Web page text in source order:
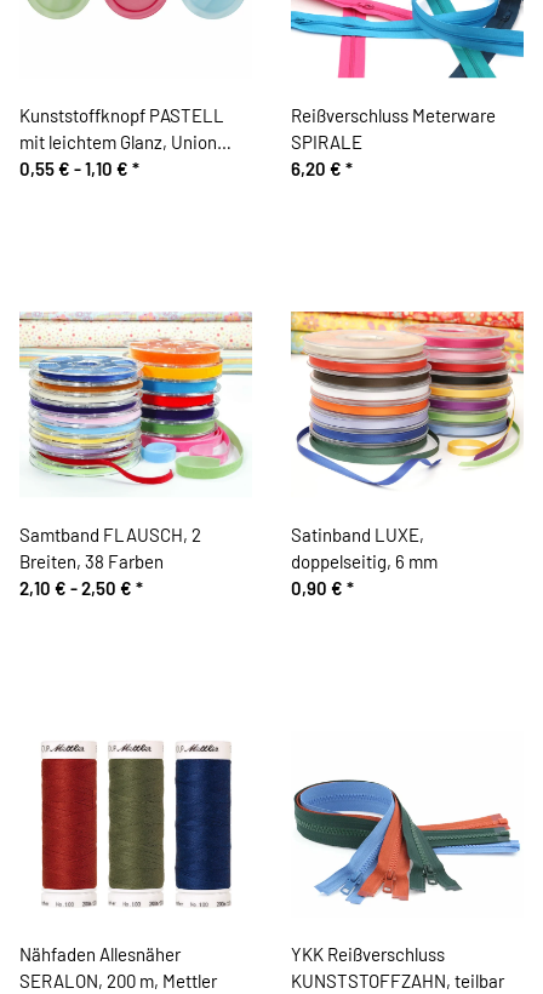
Kunststoffknopf PASTELL
mit leichtem Glanz, Union
Knopf
0,55 € -1,10 € *
Reißverschluss Meterware
SPIRALE
6,20 € *
Samtband FLAUSCH, 2
Breiten, 38 Farben
2,10 € -2,50 € *
Satinband LUXE,
doppelseitig, 6 mm
0,90 € *
Nähfaden Allesnäher
SERALON, 200 m, Mettler
YKK Reißverschluss
KUNSTSTOFFZAHN, teilbar